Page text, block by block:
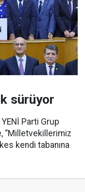
sürüyor
Parti Grup
“Milletvekillerimiz
kendi tabanına